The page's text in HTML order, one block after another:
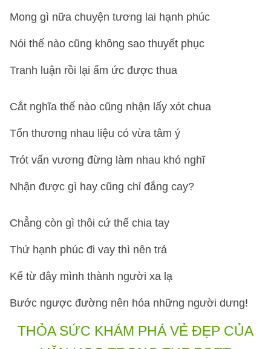
Mong gì nữa chuyện tương lai hạnh phúc
Nói thế nào cũng không sao thuyết phục
Tranh luận rồi lại ấm ức được thua
Cắt nghĩa thế nào cũng nhận lấy xót chua
Tổn thương nhau liệu có vừa tâm ý
Trót vấn vương đừng làm nhau khó nghĩ
Nhận được gì hay cũng chỉ đắng cay?
Chẳng còn gì thôi cứ thế chia tay
Thứ hạnh phúc đi vay thì nên trả
Kể từ đây mình thành người xa lạ
Bước ngược đường nên hóa những người dưng!
THỎA SỨC KHÁM PHÁ VẺ ĐẸP CỦA